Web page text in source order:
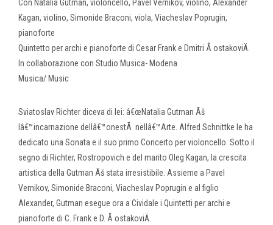
Con Natalia Gutman, violoncello, Pavel Vernikov, violino, Alexander
Kagan, violino, Simonide Braconi, viola, Viacheslav Poprugin,
pianoforte
Quintetto per archi e pianoforte di Cesar Frank e Dmitri Å ostakoviÄ.
In collaborazione con Studio Musica- Modena
Musica/ Music
Sviatoslav Richter diceva di lei: â€œNatalia Gutman Ãš
lâ€™incarnazione dellâ€™onestÃ nellâ€™Arte. Alfred Schnittke le ha
dedicato una Sonata e il suo primo Concerto per violoncello. Sotto il
segno di Richter, Rostropovich e del marito Oleg Kagan, la crescita
artistica della Gutman Ãš stata irresistibile. Assieme a Pavel
Vernikov, Simonide Braconi, Viacheslav Poprugin e al figlio
Alexander, Gutman esegue ora a Cividale i Quintetti per archi e
pianoforte di C. Frank e D. Å ostakoviÄ.